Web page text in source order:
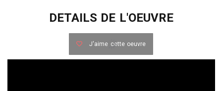
DETAILS DE L'OEUVRE
J'aime cette oeuvre